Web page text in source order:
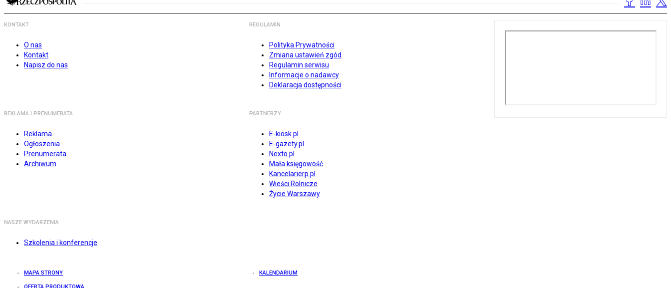
KONTAKT
O nas
Kontakt
Napisz do nas
REGULAMIN
Polityka Prywatności
Zmiana ustawień zgód
Regulamin serwisu
Informacje o nadawcy
Deklaracja dostępności
REKLAMA I PRENUMERATA
Reklama
Ogłoszenia
Prenumerata
Archiwum
PARTNERZY
E-kiosk.pl
E-gazety.pl
Nexto.pl
Mała księgowość
Kancelarierp.pl
Wieści Rolnicze
Życie Warszawy
NASZE WYDARZENIA
Szkolenia i konferencje
MAPA STRONY KALENDARIUM